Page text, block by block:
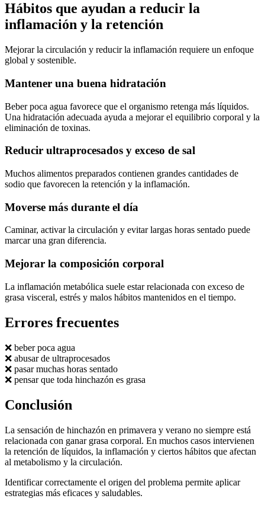
Hábitos que ayudan a reducir la
inflamación y la retención
Mejorar la circulación y reducir la inflamación requiere un enfoque
global y sostenible.
Mantener una buena hidratación
Beber poca agua favorece que el organismo retenga más líquidos.
Una hidratación adecuada ayuda a mejorar el equilibrio corporal y la
eliminación de toxinas.
Reducir ultraprocesados y exceso de sal
Muchos alimentos preparados contienen grandes cantidades de
sodio que favorecen la retención y la inflamación.
Moverse más durante el día
Caminar, activar la circulación y evitar largas horas sentado puede
marcar una gran diferencia.
Mejorar la composición corporal
La inflamación metabólica suele estar relacionada con exceso de
grasa visceral, estrés y malos hábitos mantenidos en el tiempo.
Errores frecuentes
❌ beber poca agua
❌ abusar de ultraprocesados
❌ pasar muchas horas sentado
❌ pensar que toda hinchazón es grasa
Conclusión
La sensación de hinchazón en primavera y verano no siempre está
relacionada con ganar grasa corporal. En muchos casos intervienen
la retención de líquidos, la inflamación y ciertos hábitos que afectan
al metabolismo y la circulación.
Identificar correctamente el origen del problema permite aplicar
estrategias más eficaces y saludables.